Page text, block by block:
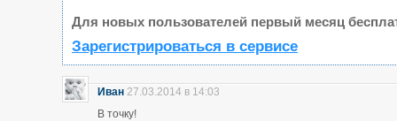
Для новых пользователей первый месяц
Зарегистрироваться в сервисе
Иван 27.03.2014 в 14:03
В точку!